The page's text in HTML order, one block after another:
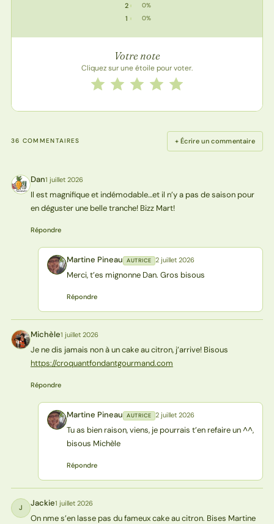
2
2 étoile : 0 vote
0%
11 étoile : 0 vote
0%
Votre note
Cliquez sur une étoile pour voter.
Notez cette recette de 1 à 5 étoiles
5 étoiles
4 étoiles
3 étoiles
2 étoiles
1 étoile
36 COMMENTAIRES + Écrire un commentaire
D Dan1 juillet 2026
Il est magnifique et indémodable…et il n’y a pas de saison pour
en déguster une belle tranche! Bizz Mart!
Répondre
MP Martine Pineau AUTRICE 2 juillet 2026
Merci, t’es mignonne Dan. Gros bisous
Répondre
M Michèle1 juillet 2026
Je ne dis jamais non à un cake au citron, j’arrive! Bisous
https://croquantfondantgourmand.com
Répondre
MP Martine Pineau AUTRICE 2 juillet 2026
Tu as bien raison, viens, je pourrais t’en refaire un ^^,
bisous Michèle
Répondre
J Jackie1 juillet 2026
On nme s’en lasse pas du fameux cake au citron. Bises Martine